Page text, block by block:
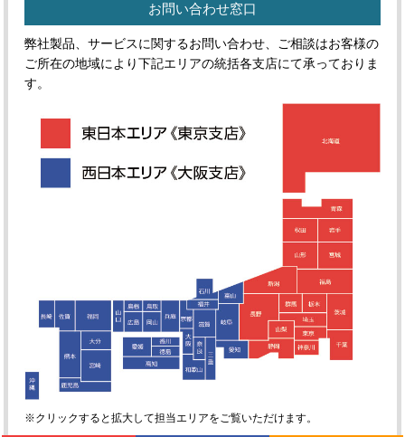
お問い合わせ窓口
弊社製品、サービスに関するお問い合わせ、ご相談はお客様の
ご所在の地域により下記エリアの統括各支店にて承っておりま
す。
※クリックすると拡大して担当エリアをご覧いただけます。